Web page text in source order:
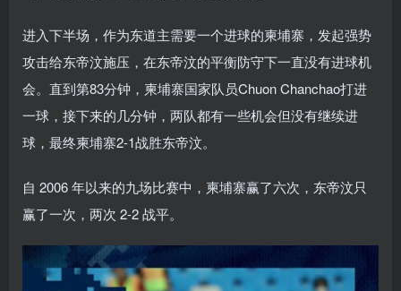
进入下半场，作为东道主需要一个进球的柬埔寨，发起强势
攻击给东帝汶施压，在东帝汶的平衡防守下一直没有进球机
会。 直到第83分钟，柬埔寨国家队员Chuon Chanchao打进
一球，接下来的几分钟，两队都有一些机会但没有继续进
球，最终柬埔寨2-1战胜东帝汶。
自 2006 年以来的九场比赛中，柬埔寨赢了六次，东帝汶只
赢了一次，两次 2-2 战平。